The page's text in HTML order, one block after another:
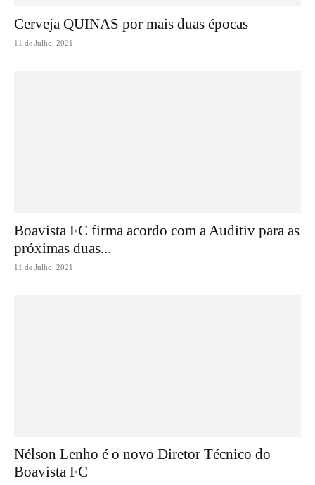
Cerveja QUINAS por mais duas épocas
11 de Julho, 2021
Boavista FC firma acordo com a Auditiv para as
próximas duas...
11 de Julho, 2021
Nélson Lenho é o novo Diretor Técnico do
Boavista FC